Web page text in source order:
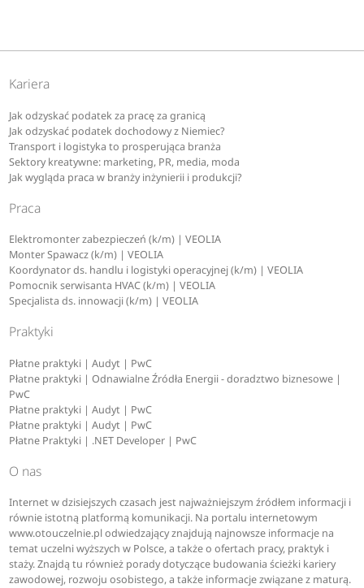
Kariera
Jak odzyskać podatek za pracę za granicą
Jak odzyskać podatek dochodowy z Niemiec?
Transport i logistyka to prosperująca branża
Sektory kreatywne: marketing, PR, media, moda
Jak wygląda praca w branży inżynierii i produkcji?
Praca
Elektromonter zabezpieczeń (k/m) | VEOLIA
Monter Spawacz (k/m) | VEOLIA
Koordynator ds. handlu i logistyki operacyjnej (k/m) | VEOLIA
Pomocnik serwisanta HVAC (k/m) | VEOLIA
Specjalista ds. innowacji (k/m) | VEOLIA
Praktyki
Płatne praktyki | Audyt | PwC
Płatne praktyki | Odnawialne Źródła Energii - doradztwo biznesowe |
PwC
Płatne praktyki | Audyt | PwC
Płatne praktyki | Audyt | PwC
Płatne Praktyki | .NET Developer | PwC
O nas
Internet w dzisiejszych czasach jest najważniejszym źródłem informacji i
równie istotną platformą komunikacji. Na portalu internetowym
www.otouczelnie.pl odwiedzający znajdują najnowsze informacje na
temat uczelni wyższych w Polsce, a także o ofertach pracy, praktyk i
staży. Znajdą tu również porady dotyczące budowania ścieżki kariery
zawodowej, rozwoju osobistego, a także informacje związane z maturą.